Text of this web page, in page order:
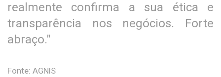
realmente confirma a sua ética e
transparência nos negócios. Forte
abraço."
Fonte: AGNIS